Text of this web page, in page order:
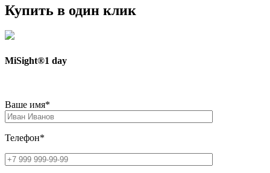
Купить в один клик
MiSight®1 day
Ваше имя*
Телефон*